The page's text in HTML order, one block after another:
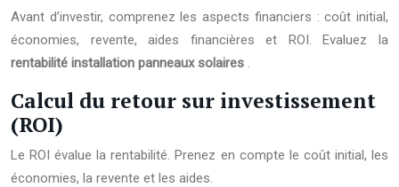
Avant d’investir, comprenez les aspects financiers : coût initial,
économies, revente, aides financières et ROI. Evaluez la
rentabilité installation panneaux solaires .
Calcul du retour sur investissement
(ROI)
Le ROI évalue la rentabilité. Prenez en compte le coût initial, les
économies, la revente et les aides.